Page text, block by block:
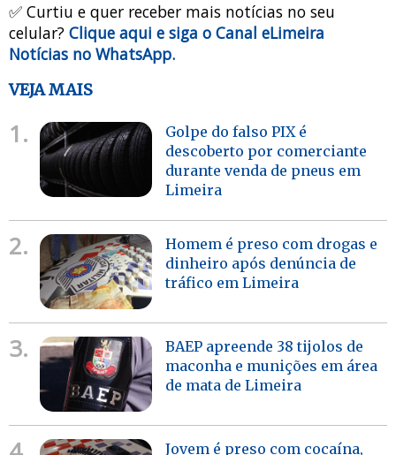
✅ Curtiu e quer receber mais notícias no seu
celular? Clique aqui e siga o Canal eLimeira
Notícias no WhatsApp.
VEJA MAIS
1.
Golpe do falso PIX é
descoberto por comerciante
durante venda de pneus em
Limeira
2.
Homem é preso com drogas e
dinheiro após denúncia de
tráfico em Limeira
3.
BAEP apreende 38 tijolos de
maconha e munições em área
de mata de Limeira
Jovem é preso com cocaína,